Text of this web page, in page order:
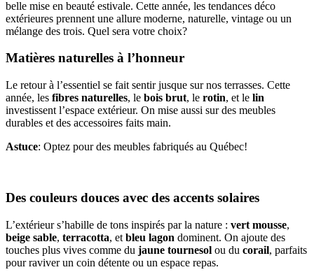
belle mise en beauté estivale. Cette année, les tendances déco
extérieures prennent une allure moderne, naturelle, vintage ou un
mélange des trois. Quel sera votre choix?
Matières naturelles à l’honneur
Le retour à l’essentiel se fait sentir jusque sur nos terrasses. Cette
année, les fibres naturelles, le bois brut, le rotin, et le lin
investissent l’espace extérieur. On mise aussi sur des meubles
durables et des accessoires faits main.
Astuce: Optez pour des meubles fabriqués au Québec!
Des couleurs douces avec des accents solaires
L’extérieur s’habille de tons inspirés par la nature : vert mousse,
beige sable, terracotta, et bleu lagon dominent. On ajoute des
touches plus vives comme du jaune tournesol ou du corail, parfaits
pour raviver un coin détente ou un espace repas.